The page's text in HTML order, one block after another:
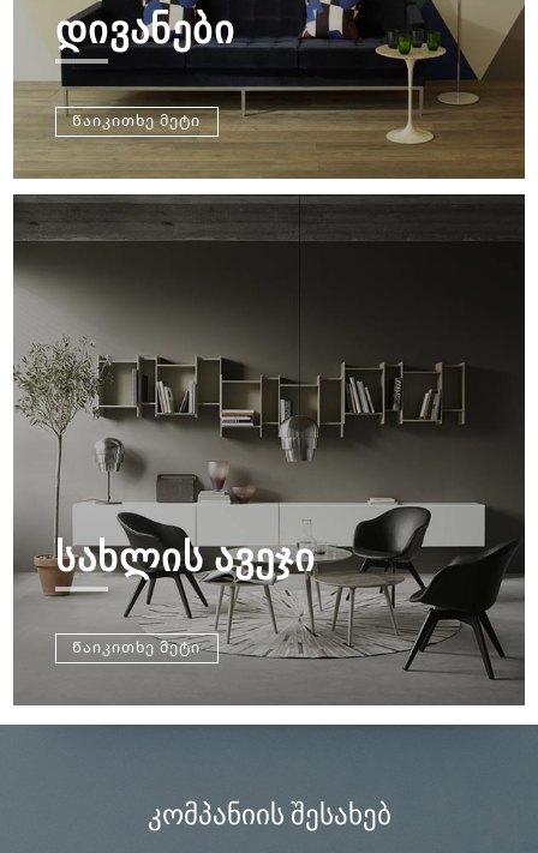
ᲓᲘᲕᲐᲜᲔᲑᲘ
Წაიკითხე მეტი
ᲡᲐᲮᲚᲘᲡ ᲐᲕᲔᲯᲘ
Წაიკითხე მეტი
ᲙᲝᲛᲞᲐᲜᲘᲘᲡ ᲨᲔᲡᲐᲮᲔᲑ